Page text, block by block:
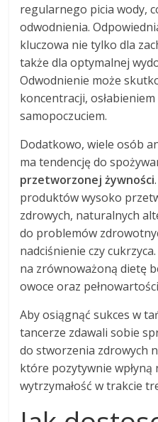
regularnego picia wody,
odwodnienia.
kluczowa nie tylko dla
także dla optymalnej
Odwodnienie może
koncentracji,
samopoczuciem.
Dodatkowo, wiele osób
ma tendencję do
przetworzonej żywności
produktów wysoko
zdrowych, naturalnych
do problemów
nadciśnienie czy
na zrównoważoną dietę
owoce oraz
Aby osiągnąć sukces w
tancerze zdawali sobie
do stworzenia zdrowych
które pozytywnie wpłyną
wytrzymałość w trakcie